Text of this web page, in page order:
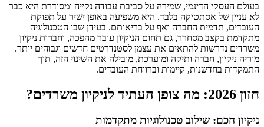
בעולם העסקי הדינמי, שמירה על סביבת עבודה נקייה ומסודרת היא כבר
לא עניין של אסתטיקה בלבד. היא משפיעה באופן ישיר על תפוקת
העובדים, תדמית החברה ואף על בריאותם. בעידן שבו הטכנולוגיה
מתקדמת בקצב מסחרר, גם תחום הניקיון עובר מהפכה, וחברות ניקיון
משרדים נדרשות להתאים את עצמן לסטנדרטים חדשים וגבוהים יותר.
מוריה ניקיון, חברה ותיקה ומוערכת, מובילה את השינוי הזה, תוך
התמקדות בחדשנות, קיימות וברווחת העובדים.
חזון 2026: מה צופן העתיד לניקיון משרדים?
ניקיון חכם: שילוב טכנולוגיות מתקדמות